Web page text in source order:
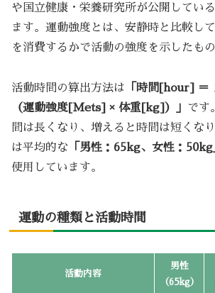
や国立健康・栄養研究所が公開してい
ます。運動強度とは、安静時と比較し
を消費するかで活動の強度を示したもの
活動時間の算出方法は 「時間[hour]
（運動強度[Mets] × 体重[kg]）」 です
間は長くなり、増えると時間は短くな
は平均的な 「男性：65kg、女性：50kg
使用しています。
運動の種類と活動時間
活動内容
男性
（65kg）